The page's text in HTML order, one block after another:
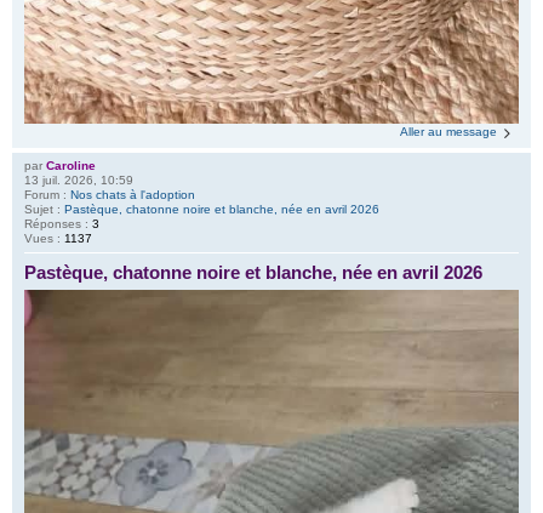
Aller au message
par Caroline
13 juil. 2026, 10:59
Forum : Nos chats à l'adoption
Sujet : Pastèque, chatonne noire et blanche, née en avril 2026
Réponses : 3
Vues : 1137
Pastèque, chatonne noire et blanche, née en avril 2026